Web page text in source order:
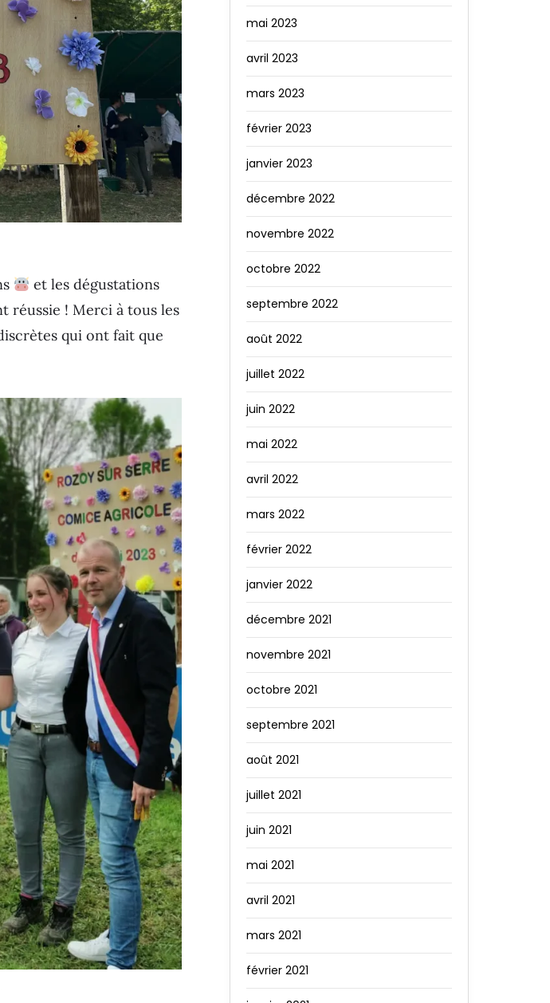
et les dégustations
réussie ! Merci à tous les
qui ont fait que
mai 2023
avril 2023
mars 2023
février 2023
janvier 2023
décembre 2022
novembre 2022
octobre 2022
septembre 2022
août 2022
juillet 2022
juin 2022
mai 2022
avril 2022
mars 2022
février 2022
janvier 2022
décembre 2021
novembre 2021
octobre 2021
septembre 2021
août 2021
juillet 2021
juin 2021
mai 2021
avril 2021
mars 2021
février 2021